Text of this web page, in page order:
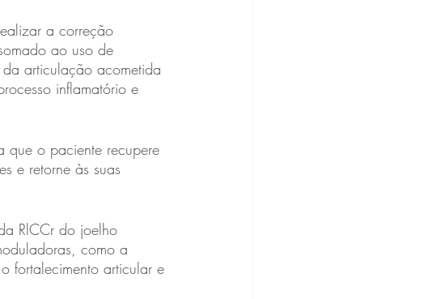
a correção
ao uso de
articulação acometida
inflamatório e
que o paciente recupere
e retorne às suas
RlCCr do joelho
como a
fortalecimento articular e